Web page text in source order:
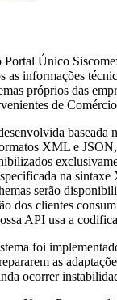
Único
as informações
próprios das
de
baseada
XML e
na
serão
dos clientes
API usa a
foi
as
ocorrer